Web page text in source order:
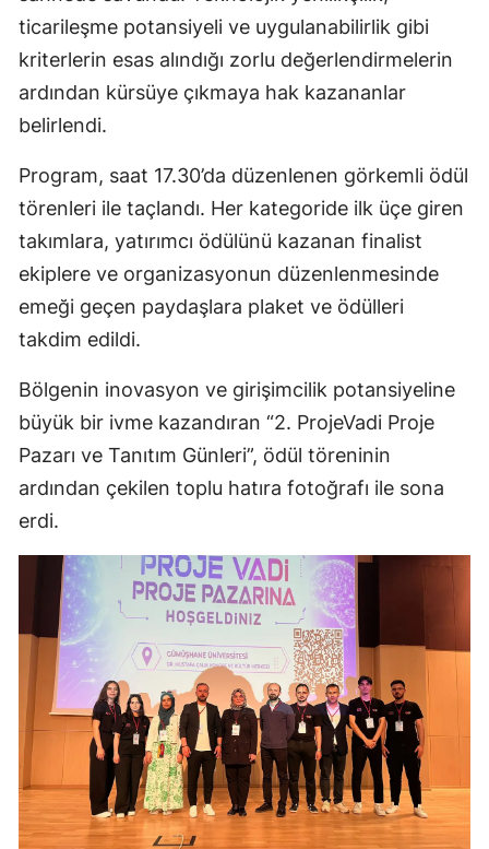
ticarileşme potansiyeli ve uygulanabilirlik gibi
kriterlerin esas alındığı zorlu değerlendirmelerin
ardından kürsüye çıkmaya hak kazananlar
belirlendi.
Program, saat 17.30’da düzenlenen görkemli ödül
törenleri ile taçlandı. Her kategoride ilk üçe giren
takımlara, yatırımcı ödülünü kazanan finalist
ekiplere ve organizasyonun düzenlenmesinde
emeği geçen paydaşlara plaket ve ödülleri
takdim edildi.
Bölgenin inovasyon ve girişimcilik potansiyeline
büyük bir ivme kazandıran “2. ProjeVadi Proje
Pazarı ve Tanıtım Günleri”, ödül töreninin
ardından çekilen toplu hatıra fotoğrafı ile sona
erdi.